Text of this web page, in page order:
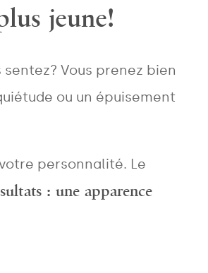
jeune!
Vous prenez bien
ou un épuisement
personnalité. Le
: une apparence